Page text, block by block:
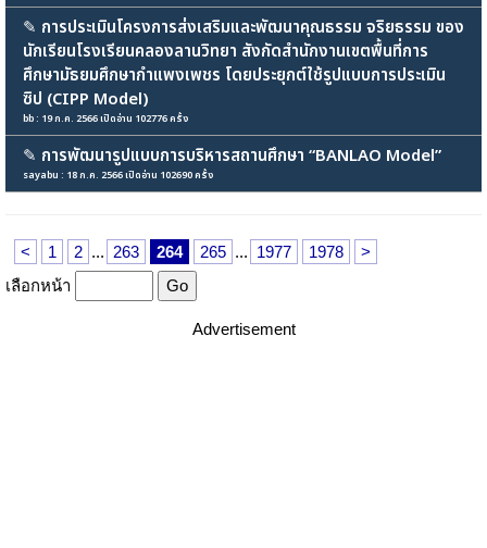
✎ การประเมินโครงการส่งเสริมและพัฒนาคุณธรรม จริยธรรม ของ
นักเรียนโรงเรียนคลองลานวิทยา สังกัดสำนักงานเขตพื้นที่การ
ศึกษามัธยมศึกษากำแพงเพชร โดยประยุกต์ใช้รูปแบบการประเมิน
ซิป (CIPP Model)
bb : 19 ก.ค. 2566 เปิดอ่าน 102776 ครั้ง
✎ การพัฒนารูปแบบการบริหารสถานศึกษา “BANLAO Model”
sayabu : 18 ก.ค. 2566 เปิดอ่าน 102690 ครั้ง
< 1 2 ... 263 264 265 ... 1977 1978
>
เลือกหน้า
Advertisement